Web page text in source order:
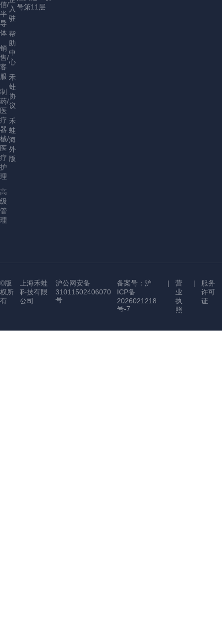
信/
半
导
体
销
售/
客
服
制
药/
医
疗
器
械/
医
疗
护
理
高
级
管
理
入
驻
帮
助
中
心
禾
蛙
协
议
禾
蛙
海
外
版
号第11层
©版
权所
有
上海禾蛙
科技有限
公司
沪公网安备
31011502406070
号
备案号：沪
ICP备
2026021218
号-7
|
营
业
执
照
|
服务
许可
证